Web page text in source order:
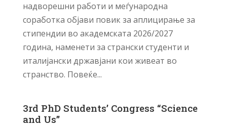
надворешни работи и меѓународна
соработка објави повик за аплицирање за
стипендии во академската 2026/2027
година, наменети за странски студенти и
италијански државјани кои живеат во
странство. Повеќе...
3rd PhD Students’ Congress “Science
and Us”